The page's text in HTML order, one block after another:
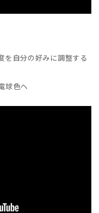
を自分の好みに調整する
球色へ